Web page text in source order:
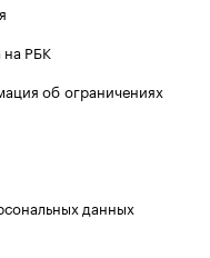
на РБК
об ограничениях
данных